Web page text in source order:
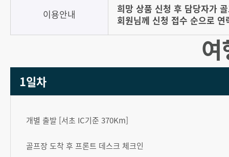
이용안내
희망 상품 신청 후 담당자가
회원님께 신청 접수 순으로
1일차
개별 출발 [서초 IC기준 370Km]
골프장 도착 후 프론트 데스크 체크인